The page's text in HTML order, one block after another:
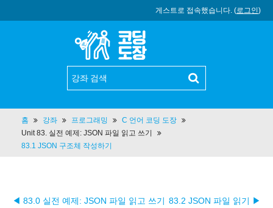
게스트로 접속했습니다. (로그인)
홈 강좌 프로그래밍
C 언어 코딩 도장
Unit 83. 실전 예제: JSON 파일 읽고 쓰기
83.1 JSON 구조체 작성하기
◀ 83.0 실전 예제: JSON 파일 읽고 쓰기 83.2 JSON 파일 읽기 ▶︎